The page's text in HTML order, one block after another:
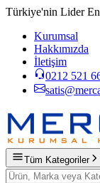
Türkiye'nin Lider
Kurumsal
Hakkımızda
İletişim
0212 521
Tüm Kategoriler